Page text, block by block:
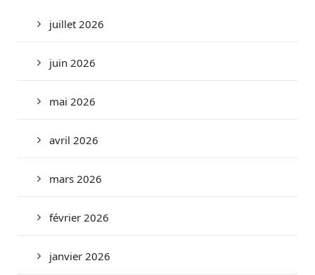
juillet 2026
juin 2026
mai 2026
avril 2026
mars 2026
février 2026
janvier 2026